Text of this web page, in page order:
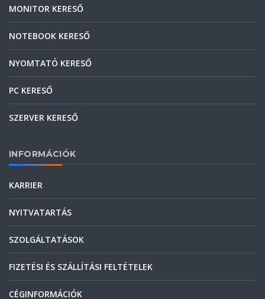
MONITOR KERESŐ
NOTEBOOK KERESŐ
NYOMTATÓ KERESŐ
PC KERESŐ
SZERVER KERESŐ
INFORMÁCIÓK
KARRIER
NYITVATARTÁS
SZOLGÁLTATÁSOK
FIZETÉSI ÉS SZÁLLÍTÁSI FELTÉTELEK
CÉGINFORMÁCIÓK